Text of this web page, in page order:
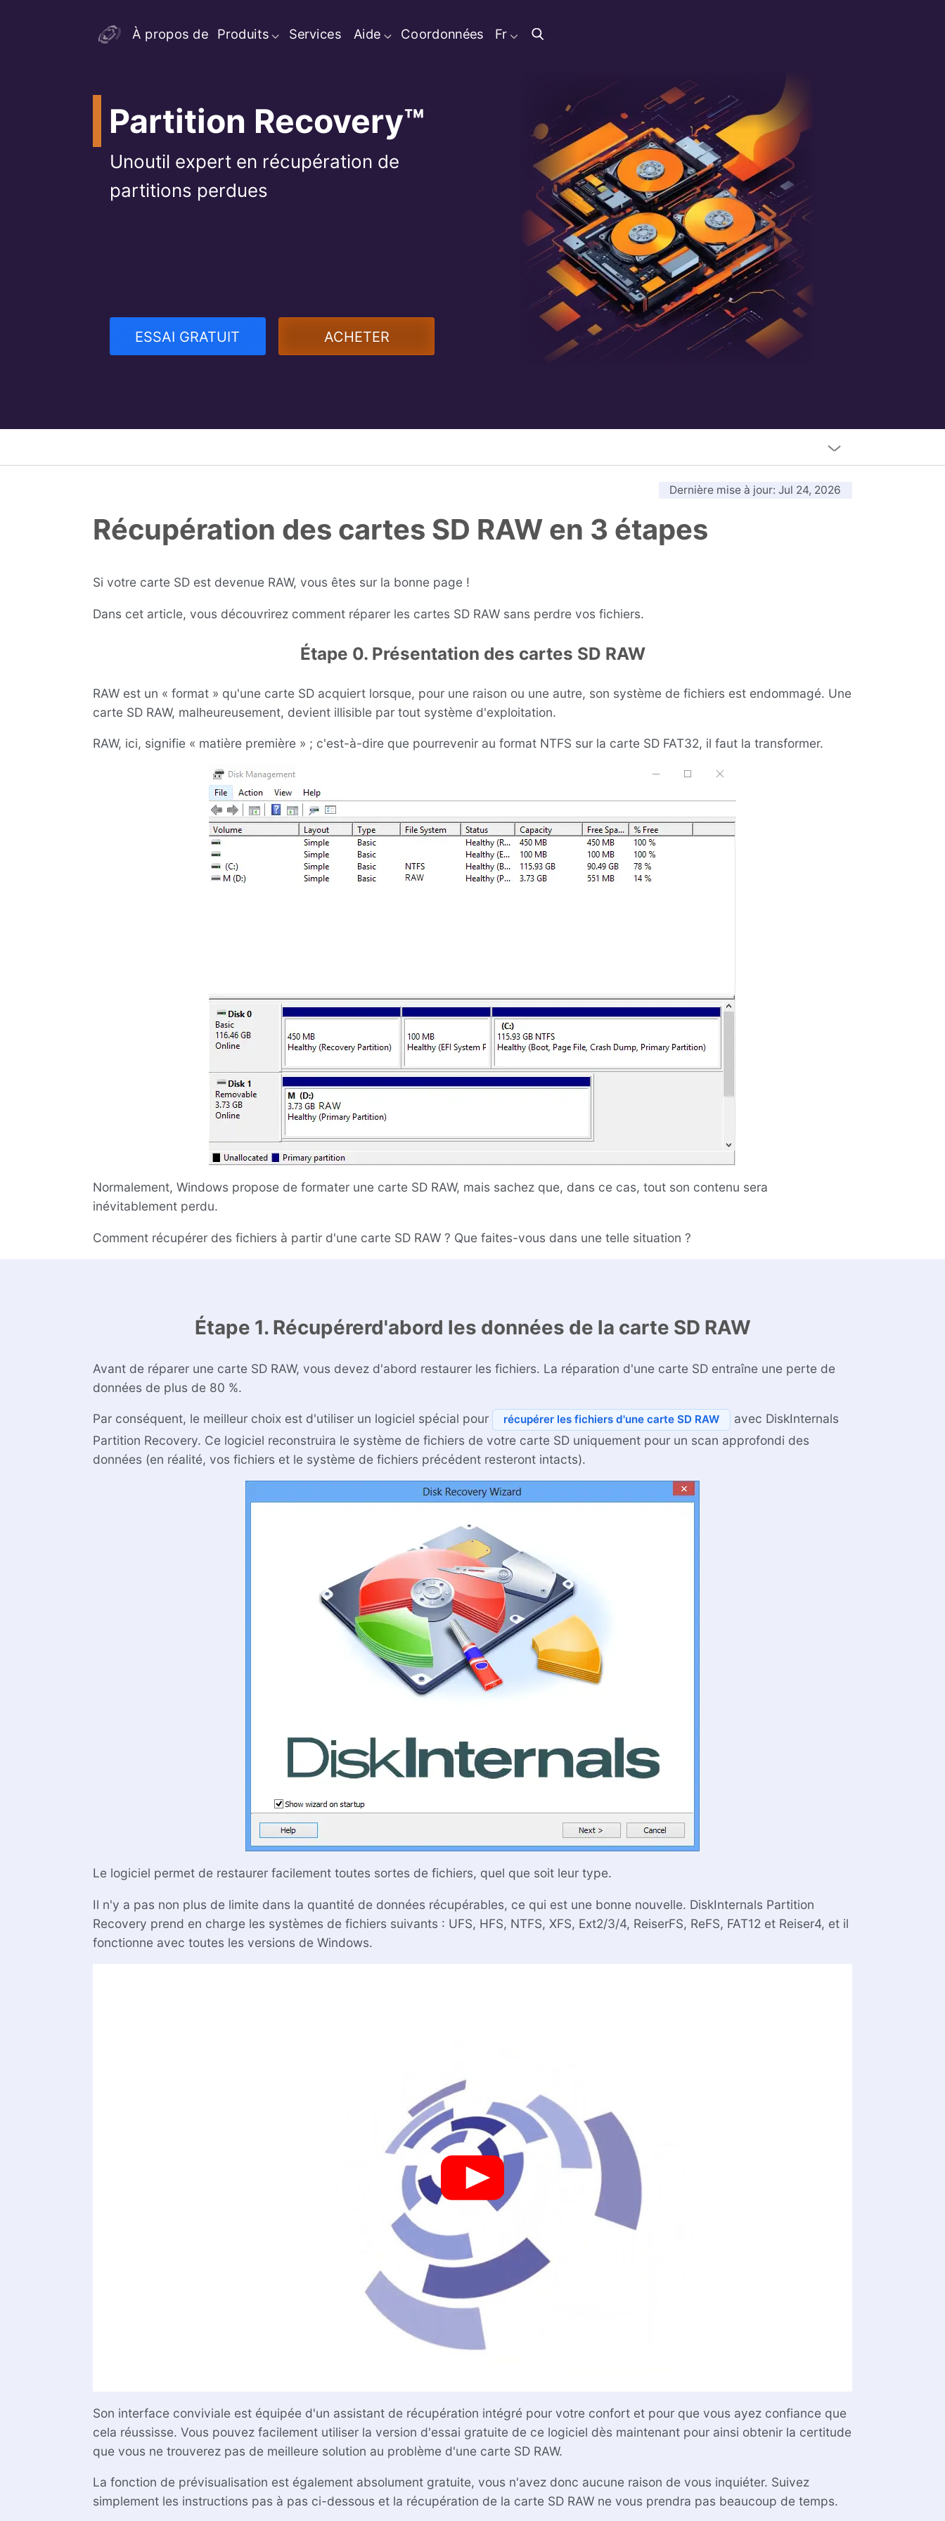
À propos de Produits Services Aide Coordonnées Fr
Partition Recovery™
Unoutil expert en récupération de
partitions perdues
ESSAI GRATUIT ACHETER
Dernière mise à jour: Jul 24, 2026
Récupération des cartes SD RAW en 3 étapes
Si votre carte SD est devenue RAW, vous êtes sur la bonne page !
Dans cet article, vous découvrirez comment réparer les cartes SD RAW sans perdre vos fichiers.
Étape 0. Présentation des cartes SD RAW
RAW est un « format » qu'une carte SD acquiert lorsque, pour une raison ou une autre, son système de fichiers est endommagé. Une
carte SD RAW, malheureusement, devient illisible par tout système d'exploitation.
RAW, ici, signifie « matière première » ; c'est-à-dire que pourrevenir au format NTFS sur la carte SD FAT32, il faut la transformer.
Normalement, Windows propose de formater une carte SD RAW, mais sachez que, dans ce cas, tout son contenu sera
inévitablement perdu.
Comment récupérer des fichiers à partir d'une carte SD RAW ? Que faites-vous dans une telle situation ?
Étape 1. Récupérerd'abord les données de la carte SD RAW
Avant de réparer une carte SD RAW, vous devez d'abord restaurer les fichiers. La réparation d'une carte SD entraîne une perte de
données de plus de 80 %.
Par conséquent, le meilleur choix est d'utiliser un logiciel spécial pour récupérer les fichiers d'une carte SD RAW
avec DiskInternals
Partition Recovery. Ce logiciel reconstruira le système de fichiers de votre carte SD uniquement pour un scan approfondi des
données (en réalité, vos fichiers et le système de fichiers précédent resteront intacts).
Le logiciel permet de restaurer facilement toutes sortes de fichiers, quel que soit leur type.
Il n'y a pas non plus de limite dans la quantité de données récupérables, ce qui est une bonne nouvelle. DiskInternals Partition
Recovery prend en charge les systèmes de fichiers suivants : UFS, HFS, NTFS, XFS, Ext2/3/4, ReiserFS, ReFS, FAT12 et Reiser4, et il
fonctionne avec toutes les versions de Windows.
Son interface conviviale est équipée d'un assistant de récupération intégré pour votre confort et pour que vous ayez confiance que
cela réussisse. Vous pouvez facilement utiliser la version d'essai gratuite de ce logiciel dès maintenant pour ainsi obtenir la certitude
que vous ne trouverez pas de meilleure solution au problème d'une carte SD RAW.
La fonction de prévisualisation est également absolument gratuite, vous n'avez donc aucune raison de vous inquiéter. Suivez
simplement les instructions pas à pas ci-dessous et la récupération de la carte SD RAW ne vous prendra pas beaucoup de temps.